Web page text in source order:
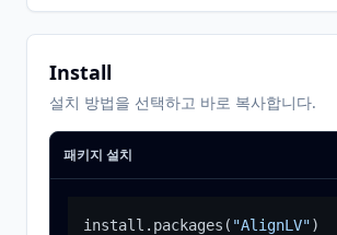
Install
설치 방법을 선택하고 바로 복사합니다.
패키지 설치
install.packages ( "AlignLV")